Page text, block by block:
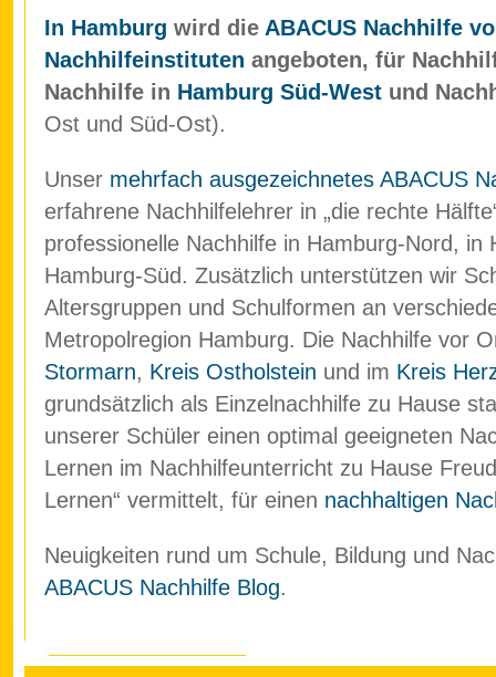
In Hamburg wird die ABACUS Nachhilfe
Nachhilfeinstituten angeboten, für
Nachhilfe in Hamburg Süd-West und
Ost und Süd-Ost).
Unser mehrfach ausgezeichnetes ABACUS
erfahrene Nachhilfelehrer in „die rechte
professionelle Nachhilfe in Hamburg-Nord, in
Hamburg-Süd. Zusätzlich unterstützen wir
Altersgruppen und Schulformen an
Metropolregion Hamburg. Die Nachhilfe vor
Stormarn, Kreis Ostholstein und im Kreis
grundsätzlich als Einzelnachhilfe zu Hause
unserer Schüler einen optimal geeigneten
Lernen im Nachhilfeunterricht zu Hause
Lernen“ vermittelt, für einen nachhaltigen
Neuigkeiten rund um Schule, Bildung und
ABACUS Nachhilfe Blog.